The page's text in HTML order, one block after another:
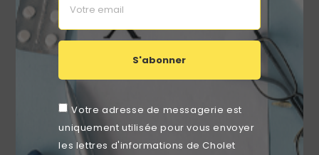
S'abonner
Votre adresse de messagerie est
uniquement utilisée pour vous envoyer
les lettres d'informations de Cholet
Draps De Transfert 70 Gr 150 X 217cm (carton De 50)
RUPTURE DE STOCK